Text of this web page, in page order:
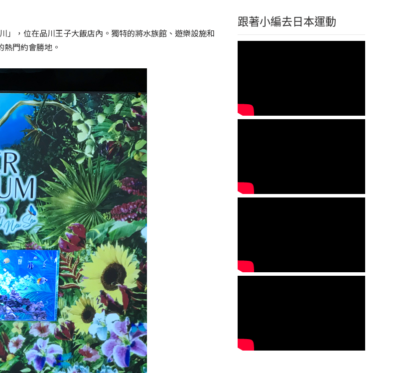
」，位在品川王子大飯店內。獨特的將水族館、遊樂設施和
門約會勝地。
跟著小編去日本運動